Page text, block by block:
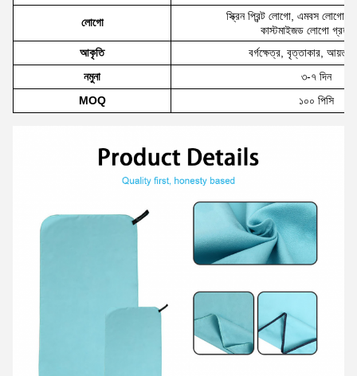
লোগো
স্ক্রিন প্রিন্ট লোগো, এমবস লোগো,
কাস্টমাইজড লোগো গ্রহণ
আকৃতি
বর্গক্ষেত্র, বৃত্তাকার,
নমুনা
৩-৭ দিন
MOQ
১০০ পিসি